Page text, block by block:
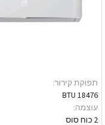
תפוקת קירור:
18476 BTU
עוצמה:
2 כוח סוס